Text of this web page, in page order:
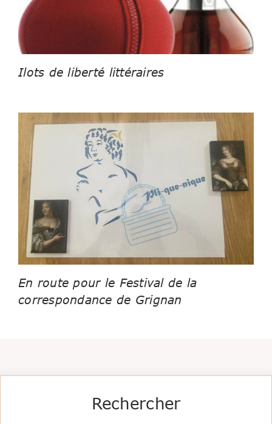
Ilots de liberté littéraires
En route pour le Festival de la
correspondance de Grignan
Rechercher